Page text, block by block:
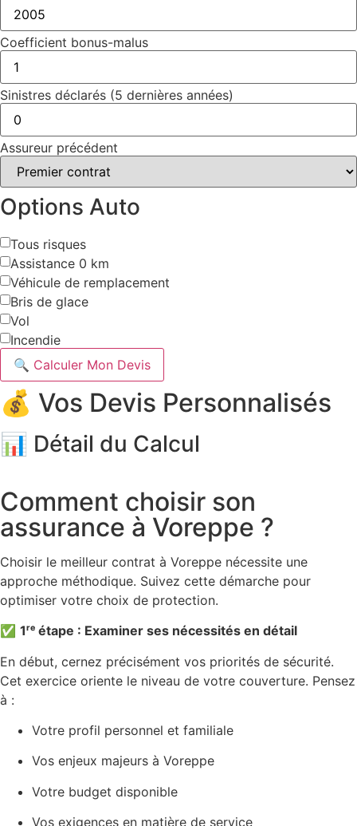
Coefficient bonus-malus
Sinistres déclarés (5 dernières années)
Assureur précédent
Options Auto
Tous risques
Assistance 0 km
Véhicule de remplacement
Bris de glace
Vol
Incendie
🔍 Calculer Mon Devis
💰 Vos Devis Personnalisés
📊 Détail du Calcul
Comment choisir son
assurance à Voreppe ?
Choisir le meilleur contrat à Voreppe nécessite une
approche méthodique. Suivez cette démarche pour
optimiser votre choix de protection.
✅ 1ʳᵉ étape : Examiner ses nécessités en détail
En début, cernez précisément vos priorités de sécurité.
Cet exercice oriente le niveau de votre couverture. Pensez
à :
Votre profil personnel et familiale
Vos enjeux majeurs à Voreppe
Votre budget disponible
Vos exigences en matière de service